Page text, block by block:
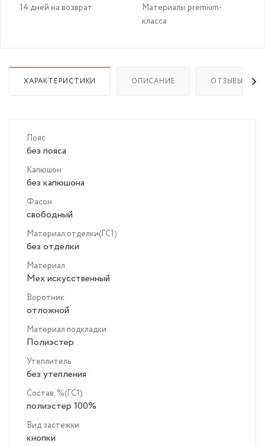
14 дней на возврат
Материалы premium-
класса
ХАРАКТЕРИСТИКИ ОПИСАНИЕ ОТЗЫВЫ
Пояс
без пояса
Капюшон
без капюшона
Фасон
свободный
Материал отделки(ГС1)
без отделки
Материал
Мех искусственный
Воротник
отложной
Материал подкладки
Полиэстер
Утеплитель
без утепления
Состав, %(ГС1)
полиэстер 100%
Вид застежки
кнопки